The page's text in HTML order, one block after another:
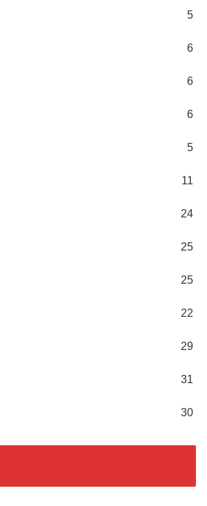
5
6
6
6
5
11
24
25
25
22
29
31
30